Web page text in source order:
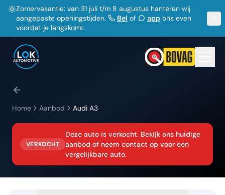
Zomervakantie: van 31 juli t/m 8 augustus hanteren wij
aangepaste openingstijden.
Bel of app ons even
voordat je langskomt.
Home Aanbod Audi A3
VERKOCHT
Deze auto is verkocht. Bekijk ons huidige
aanbod of neem contact op voor een
vergelijkbare auto.